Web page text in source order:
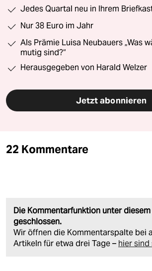
Jedes Quartal neu in Ihrem
Nur 38 Euro im Jahr
Als Prämie Luisa Neubauers „Was
mutig sind?“
Herausgegeben von Harald Welzer
Jetzt abonnieren
22 Kommentare
Die Kommentarfunktion unter
geschlossen.
Wir öffnen die Kommentarspalte bei
Artikeln für etwa drei Tage – hier sind